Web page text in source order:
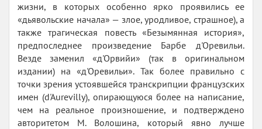
жизни, в которых особенно ярко проявились ее
«дьявольские начала» — злое, уродливое, страшное), а
также трагическая повесть «Безымянная история»,
предпоследнее произведение Барбе д'Оревильи.
Везде заменил «д'Орвийи» (так в оригинальном
издании) на «д'Оревильи». Так более правильно с
точки зрения устоявшейся транскрипции французских
имен (d'Aurevilly), опирающуюся более на написание,
чем на реальное произношение, и подтверждено
авторитетом М. Волошина, который явно лучше